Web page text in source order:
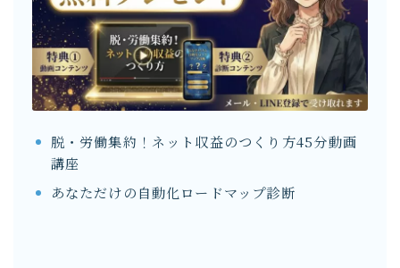
脱・労働集約！ネット収益のつくり方45分動画
講座
あなただけの自動化ロードマップ診断